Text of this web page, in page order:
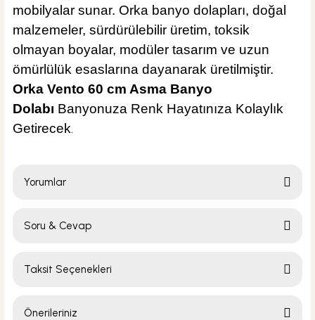
233,90 TL
ÜRÜN TÜKENDİ
mobilyalar sunar. Orka banyo dolapları, doğal
malzemeler, sürdürülebilir üretim, toksik
olmayan boyalar, modüler tasarım ve uzun
ömürlülük esaslarına dayanarak üretilmiştir.
Orka Vento 60 cm Asma Banyo
Dolabı Banyonuza Renk Hayatınıza Kolaylık
Getirecek.
Yorumlar
Soru & Cevap
Taksit Seçenekleri
Önerileriniz